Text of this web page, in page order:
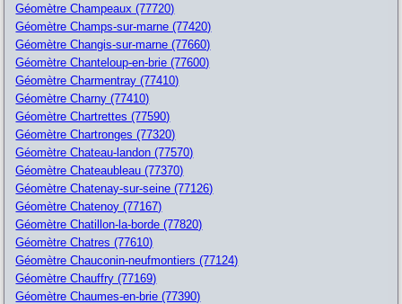
Géomètre Champeaux (77720)
Géomètre Champs-sur-marne (77420)
Géomètre Changis-sur-marne (77660)
Géomètre Chanteloup-en-brie (77600)
Géomètre Charmentray (77410)
Géomètre Charny (77410)
Géomètre Chartrettes (77590)
Géomètre Chartronges (77320)
Géomètre Chateau-landon (77570)
Géomètre Chateaubleau (77370)
Géomètre Chatenay-sur-seine (77126)
Géomètre Chatenoy (77167)
Géomètre Chatillon-la-borde (77820)
Géomètre Chatres (77610)
Géomètre Chauconin-neufmontiers (77124)
Géomètre Chauffry (77169)
Géomètre Chaumes-en-brie (77390)